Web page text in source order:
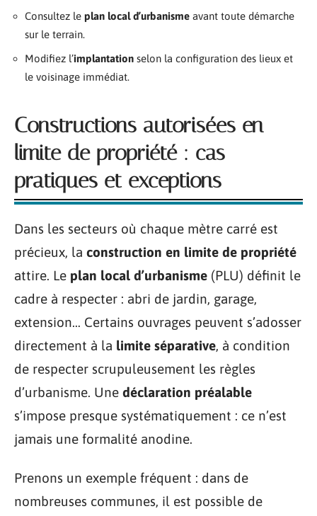
Consultez le plan local d’urbanisme avant toute démarche
sur le terrain.
Modifiez l’implantation selon la configuration des lieux et
le voisinage immédiat.
Constructions autorisées en
limite de propriété : cas
pratiques et exceptions
Dans les secteurs où chaque mètre carré est
précieux, la construction en limite de propriété
attire. Le plan local d’urbanisme (PLU) définit le
cadre à respecter : abri de jardin, garage,
extension… Certains ouvrages peuvent s’adosser
directement à la limite séparative, à condition
de respecter scrupuleusement les règles
d’urbanisme. Une déclaration préalable
s’impose presque systématiquement : ce n’est
jamais une formalité anodine.
Prenons un exemple fréquent : dans de
nombreuses communes, il est possible de